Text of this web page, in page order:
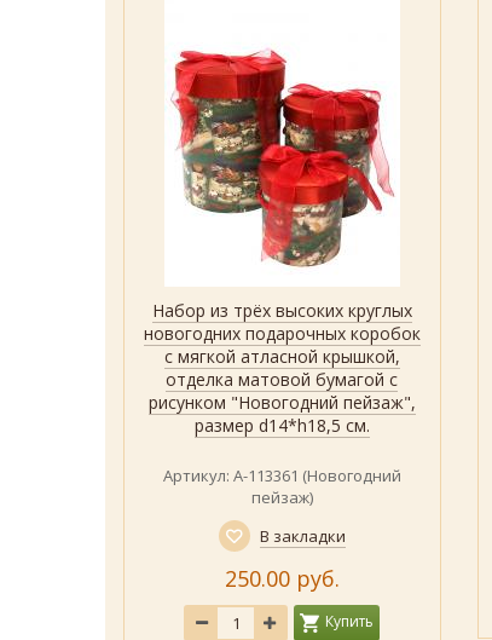
Быстрый просмотр
Показать
Набор из трёх высоких круглых
новогодних подарочных коробок
с мягкой атласной крышкой,
отделка матовой бумагой с
рисунком "Новогодний пейзаж",
размер d14*h18,5 см.
Артикул: А-113361 (Новогодний
пейзаж)
В закладки
250.00 руб.
Купить